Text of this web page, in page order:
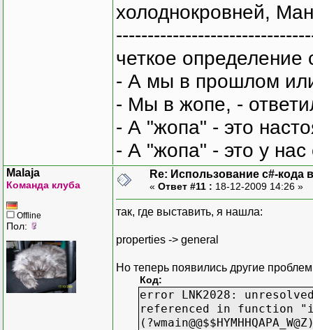
холоднокровней,
четкое
- А мы в прошлом
- Мы в жопе, -
- А "жопа" - это
- А "жопа" - это у
Malaja
Команда клуба
Offline
Пол:
Re: Использование c#-кода
« Ответ #11 : 18-12-2009 14:26 »
так, где выставить, я нашла:
properties -> general
Но теперь появились другие
Код:
error LNK2028: unresolved
referenced in function